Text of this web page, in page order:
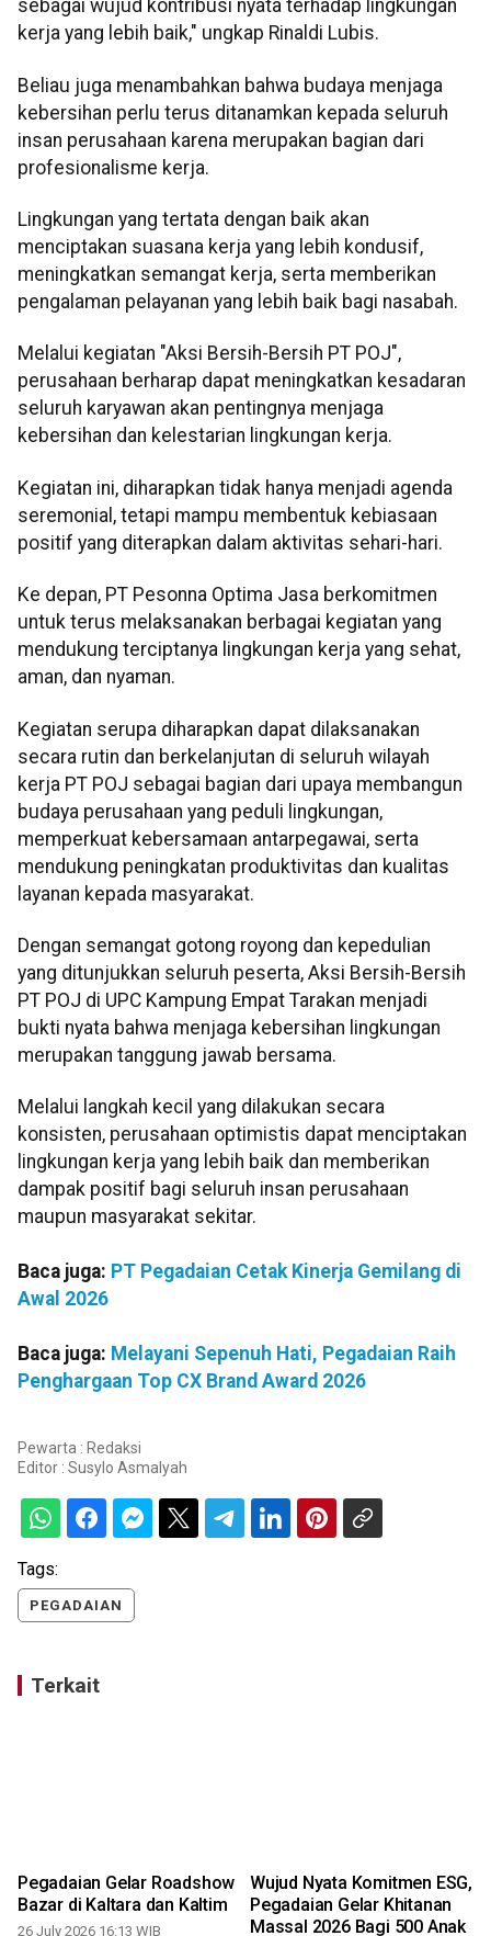
sebagai wujud kontribusi nyata terhadap lingkungan
kerja yang lebih baik," ungkap Rinaldi Lubis.
Beliau juga menambahkan bahwa budaya menjaga
kebersihan perlu terus ditanamkan kepada seluruh
insan perusahaan karena merupakan bagian dari
profesionalisme kerja.
Lingkungan yang tertata dengan baik akan
menciptakan suasana kerja yang lebih kondusif,
meningkatkan semangat kerja, serta memberikan
pengalaman pelayanan yang lebih baik bagi nasabah.
Melalui kegiatan "Aksi Bersih-Bersih PT POJ",
perusahaan berharap dapat meningkatkan kesadaran
seluruh karyawan akan pentingnya menjaga
kebersihan dan kelestarian lingkungan kerja.
Kegiatan ini, diharapkan tidak hanya menjadi agenda
seremonial, tetapi mampu membentuk kebiasaan
positif yang diterapkan dalam aktivitas sehari-hari.
Ke depan, PT Pesonna Optima Jasa berkomitmen
untuk terus melaksanakan berbagai kegiatan yang
mendukung terciptanya lingkungan kerja yang sehat,
aman, dan nyaman.
Kegiatan serupa diharapkan dapat dilaksanakan
secara rutin dan berkelanjutan di seluruh wilayah
kerja PT POJ sebagai bagian dari upaya membangun
budaya perusahaan yang peduli lingkungan,
memperkuat kebersamaan antarpegawai, serta
mendukung peningkatan produktivitas dan kualitas
layanan kepada masyarakat.
Dengan semangat gotong royong dan kepedulian
yang ditunjukkan seluruh peserta, Aksi Bersih-Bersih
PT POJ di UPC Kampung Empat Tarakan menjadi
bukti nyata bahwa menjaga kebersihan lingkungan
merupakan tanggung jawab bersama.
Melalui langkah kecil yang dilakukan secara
konsisten, perusahaan optimistis dapat menciptakan
lingkungan kerja yang lebih baik dan memberikan
dampak positif bagi seluruh insan perusahaan
maupun masyarakat sekitar.
Baca juga: PT Pegadaian Cetak Kinerja Gemilang di
Awal 2026
Baca juga: Melayani Sepenuh Hati, Pegadaian Raih
Penghargaan Top CX Brand Award 2026
Pewarta : Redaksi
Editor : Susylo Asmalyah
Tags:
PEGADAIAN
Terkait
Pegadaian Gelar Roadshow
Bazar di Kaltara dan Kaltim
26 July 2026 16:13 WIB
Wujud Nyata Komitmen ESG,
Pegadaian Gelar Khitanan
Massal 2026 Bagi 500 Anak